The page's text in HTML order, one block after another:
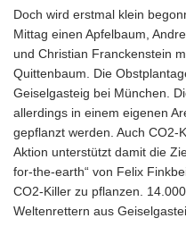
Doch wird erstmal klein
Mittag einen Apfelbaum,
und Christian Franckenstein
Quittenbaum. Die
Geiselgasteig bei München.
allerdings in einem eigenen
gepflanzt werden. Auch CO2-
Aktion unterstützt damit die
for-the-earth“ von Felix
CO2-Killer zu pflanzen.
Weltenrettern aus